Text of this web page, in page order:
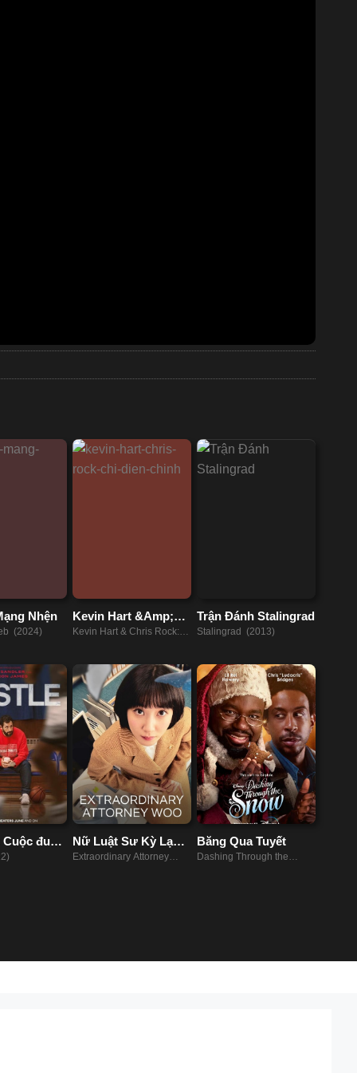
Nhện
(2024)
Kevin Hart &Amp;
Chris Rock: Chỉ Diễn
Kevin Hart & Chris Rock:
Trận Đánh Stalingrad
Stalingrad (2013)
Cuộc đua
Nữ Luật Sư Kỳ Lạ
Woo Young Woo
Extraordinary Attorney
Băng Qua Tuyết
Dashing Through the